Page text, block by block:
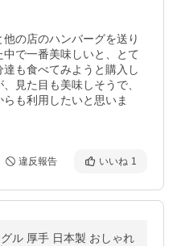
の店のハンバーグを送り
で一番美味しいと、とて
も食べてみようと購入し
見た目も美味しそうで、
も利用したいと思いま
違反報告 いいね 1
ル 厚手 日本製 おしゃれ